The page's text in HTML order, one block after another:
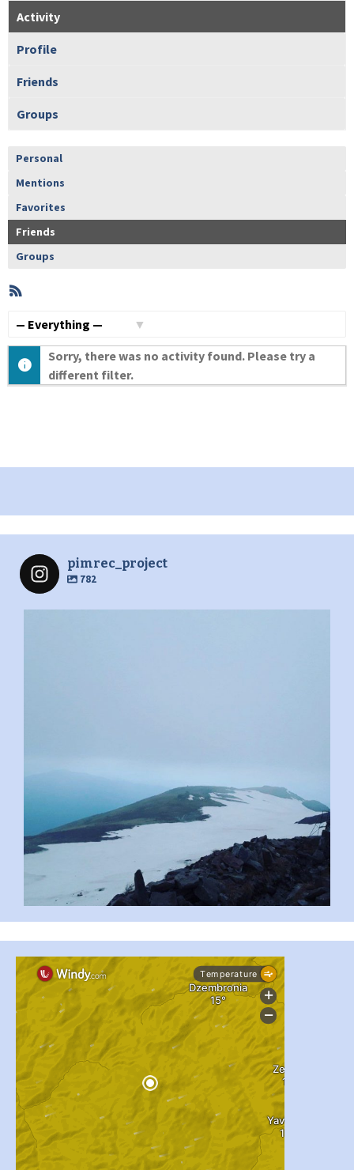
Activity
Profile
Friends
Groups
Personal
Mentions
Favorites
Friends
Groups
Member
Activities
Sorry, there was no activity found. Please try a
different filter.
pimrec_project
782
...
pimrec_project